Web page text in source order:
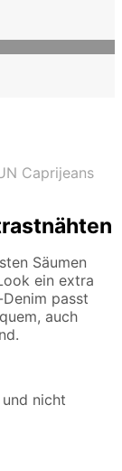
Caprijeans
Säumen
ein extra
passt
auch
nicht